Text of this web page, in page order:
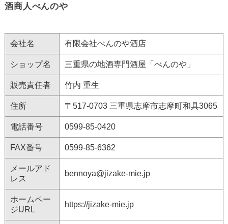
酒商人べんのや
会社名 有限会社べんのや酒店
ショップ名 三重県の地酒専門酒屋「べんのや」
販売責任者 竹内 重生
住所 〒517-0703 三重県志摩市志摩町和具3065
電話番号 0599-85-0420
FAX番号 0599-85-6362
メールアド
レス
bennoya@jizake-mie.jp
ホームペー
ジURL
https://jizake-mie.jp